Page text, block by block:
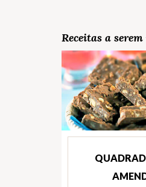
Receitas a